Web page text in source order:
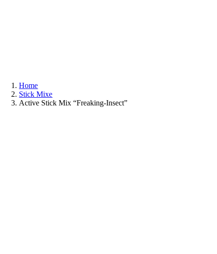
Home
Stick Mixe
Active Stick Mix “Freaking-Insect”